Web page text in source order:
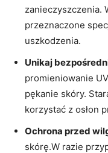
zanieczyszczenia.
przeznaczone
uszkodzenia.
Unikaj
promieniowanie
pękanie skóry.
korzystać z osłon
Ochrona przed
skórę.W razie